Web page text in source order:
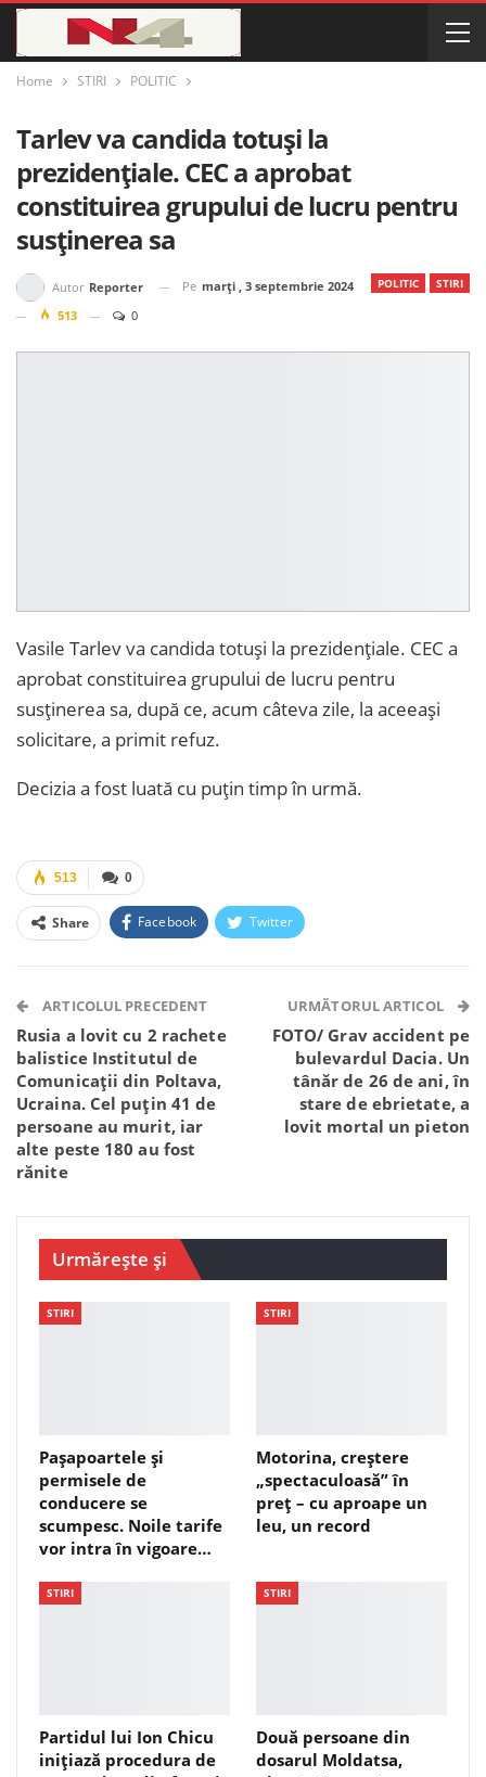
Home STIRI POLITIC
Tarlev va candida totuși la
prezidențiale. CEC a aprobat
constituirea grupului de lucru pentru
susținerea sa
POLITIC STIRI
Autor Reporter Pe marți , 3 septembrie 2024
513
0
Vasile Tarlev va candida totuși la prezidențiale. CEC a
aprobat constituirea grupului de lucru pentru
susținerea sa, după ce, acum câteva zile, la aceeași
solicitare, a primit refuz.
Decizia a fost luată cu puțin timp în urmă.
0
513
Share Facebook Twitter
Telegram WhatsApp Viber
ARTICOLUL PRECEDENT
Rusia a lovit cu 2 rachete
balistice Institutul de
Comunicații din Poltava,
Ucraina. Cel puțin 41 de
persoane au murit, iar
alte peste 180 au fost
rănite
URMĂTORUL ARTICOL
FOTO/ Grav accident pe
bulevardul Dacia. Un
tânăr de 26 de ani, în
stare de ebrietate, a
lovit mortal un pieton
Urmărește și
STIRI
Pașapoartele și
permisele de
conducere se
scumpesc. Noile tarife
vor intra în vigoare…
STIRI
Motorina, creștere
„spectaculoasă” în
preț – cu aproape un
leu, un record
STIRI
Partidul lui Ion Chicu
inițiază procedura de
STIRI
Două persoane din
dosarul Moldatsa,